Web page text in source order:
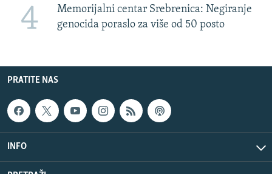
4
Memorijalni centar Srebrenica: Negiranje
genocida poraslo za više od 50 posto
PRATITE NAS
INFO